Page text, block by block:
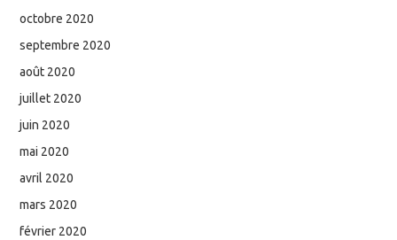
octobre 2020
septembre 2020
août 2020
juillet 2020
juin 2020
mai 2020
avril 2020
mars 2020
février 2020